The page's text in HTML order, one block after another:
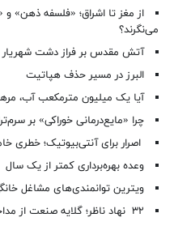
از مغز تا اشراق؛ «فلسفه ذهن»
می‌نگرند؟
آتش مقدس بر فراز دشت شهریار
البرز در مسیر حذف هپاتیت
آیا یک میلیون مترمکعب آب،
چرا «مایع‌درمانی خوراکی» بر
اصرار برای آنتی‌بیوتیک؛ خطری
وعده بهره‌برداری کمتر از یک سال
ویترین توانمندی‌های مشاغل
۳۲ نهاد ناظر؛ گلایه صنعت از مداخلات دولتی